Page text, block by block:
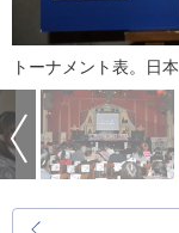
トーナメント表。日